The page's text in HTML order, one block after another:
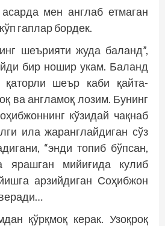
мен англаб етмаган
гаплар бордек.
шеърияти жуда баланд”,
бир ношир укам. Баланд
шеър каби қайта-
ва англамоқ лозим. Бунинг
кўзидай чақнаб
ила жаранглайдиган сўз
“энди топиб бўпсан,
ярашган мийиғида кулиб
арзийдиган Соҳибжон
қўрқмоқ керак. Узоқроқ